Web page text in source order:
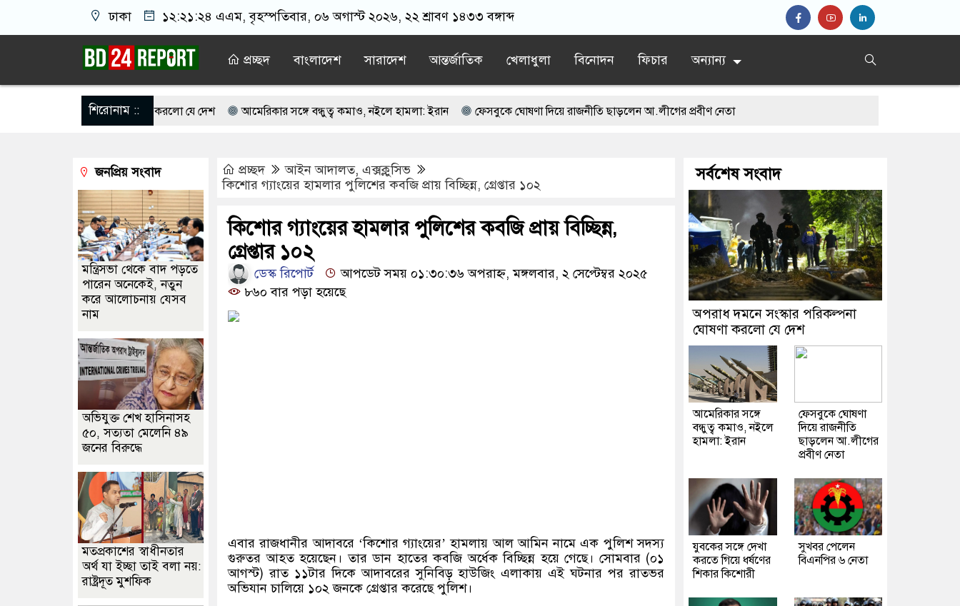
ঢাকা ১২:২১:২৪ এএম, বৃহস্পতিবার, ০৬ অগাস্ট ২০২৬, ২২ শ্রাবণ ১৪৩৩ বঙ্গাব্দ
প্রচ্ছদ বাংলাদেশ সারাদেশ আন্তর্জাতিক খেলাধুলা বিনোদন ফিচার অন্যান্য
শিরোনাম ::
পরিকল্পনা ঘোষণা করলো যে দেশ আমেরিকার সঙ্গে বন্ধুত্ব কমাও, নইলে হামলা: ইরান ফেসবুকে ঘোষণা দিয়ে রাজনীতি ছাড়লেন আ.লীগের প্রবীণ নেতা
বাহিনী, খসড়া আইন প্রকাশ চব্বিশের জুলাইয়ে পুলিশকে পিটিয়ে র’ক্তা’ক্ত করা হয়েছে, সে দৃশ্য দেখেননি?
ক্লিনিকে রোগী দেখছিলেন চিকিৎসক, লাইসেন্স বাতিল ও বরখাস্তের নির্দেশ স্বাস্থ্যমন্ত্রীর
প্রচ্ছদ আইন আদালত, এক্সক্লুসিভ
কিশোর গ্যাংয়ের হামলার পুলিশের কবজি প্রায় বিচ্ছিন্ন, গ্রেপ্তার ১০২
কিশোর গ্যাংয়ের হামলার পুলিশের কবজি প্রায় বিচ্ছিন্ন,
গ্রেপ্তার ১০২
ডেস্ক রিপোর্ট
আপডেট সময় ০১:৩০:৩৬ অপরাহ্ন, মঙ্গলবার, ২ সেপ্টেম্বর ২০২৫
৮৬০ বার পড়া হয়েছে
এবার রাজধানীর আদাবরে ‘কিশোর গ্যাংয়ের’ হামলায় আল আমিন নামে এক পুলিশ সদস্য
গুরুতর আহত হয়েছেন। তার ডান হাতের কবজি অর্ধেক বিচ্ছিন্ন হয়ে গেছে। সোমবার (০১
আগস্ট) রাত ১১টার দিকে আদাবরের সুনিবিড় হাউজিং এলাকায় এই ঘটনার পর রাতভর
অভিযান চালিয়ে ১০২ জনকে গ্রেপ্তার করেছে পুলিশ।
জনপ্রিয় সংবাদ
মন্ত্রিসভা থেকে বাদ পড়তে
পারেন অনেকেই, নতুন
করে আলোচনায় যেসব
নাম
অভিযুক্ত শেখ হাসিনাসহ
৫০, সত্যতা মেলেনি ৪৯
জনের বিরুদ্ধে
মতপ্রকাশের স্বাধীনতার
অর্থ যা ইচ্ছা তাই বলা নয়:
রাষ্ট্রদূত মুশফিক
সর্বশেষ সংবাদ
অপরাধ দমনে সংস্কার পরিকল্পনা
ঘোষণা করলো যে দেশ
আমেরিকার সঙ্গে
বন্ধুত্ব কমাও, নইলে
হামলা: ইরান
ফেসবুকে ঘোষণা
দিয়ে রাজনীতি
ছাড়লেন আ.লীগের
প্রবীণ নেতা
যুবকের সঙ্গে দেখা
করতে গিয়ে ধর্ষণের
শিকার কিশোরী
সুখবর পেলেন
বিএনপির ৬ নেতা